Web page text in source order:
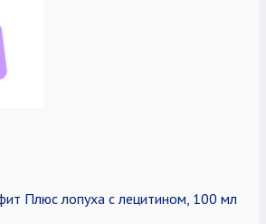
Плюс лопуха с лецитином, 100 мл